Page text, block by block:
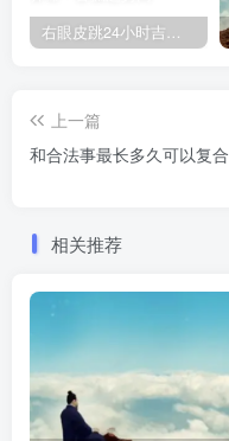
右眼皮跳24小时吉凶预兆
上一篇
和合法事最长多久可以复合
相关推荐